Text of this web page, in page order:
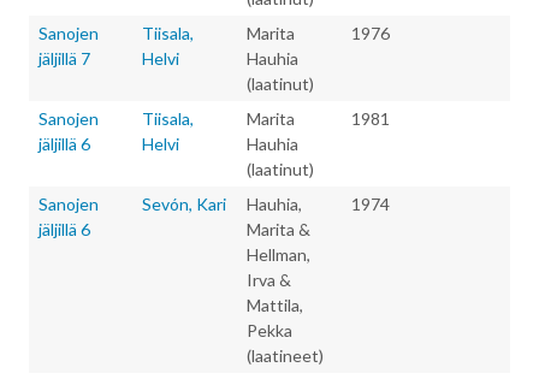
Sanojen
jäljillä 7
Tiisala,
Helvi
Marita
Hauhia
(laatinut)
1976
Sanojen
jäljillä 6
Tiisala,
Helvi
Marita
Hauhia
(laatinut)
1981
Sanojen
jäljillä 6
Sevón, Kari
Hauhia,
Marita &
Hellman,
Irva &
Mattila,
Pekka
(laatineet)
1974